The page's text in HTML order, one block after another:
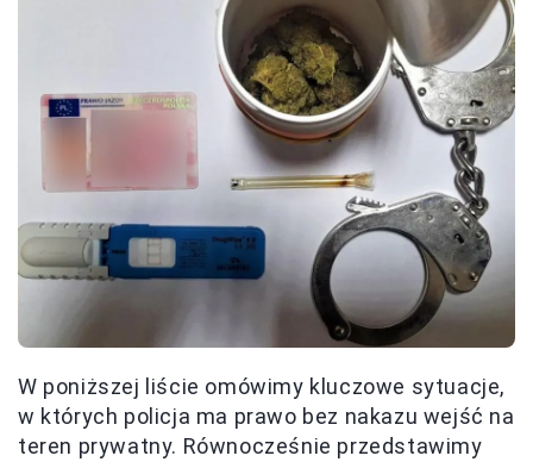
W poniższej liście omówimy kluczowe sytuacje,
w których policja ma prawo bez nakazu wejść na
teren prywatny. Równocześnie przedstawimy